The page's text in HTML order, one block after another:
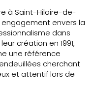
à Saint-Hilaire-de-
envers la
dans
création en 1991,
une référence
cherchant
et attentif lors de